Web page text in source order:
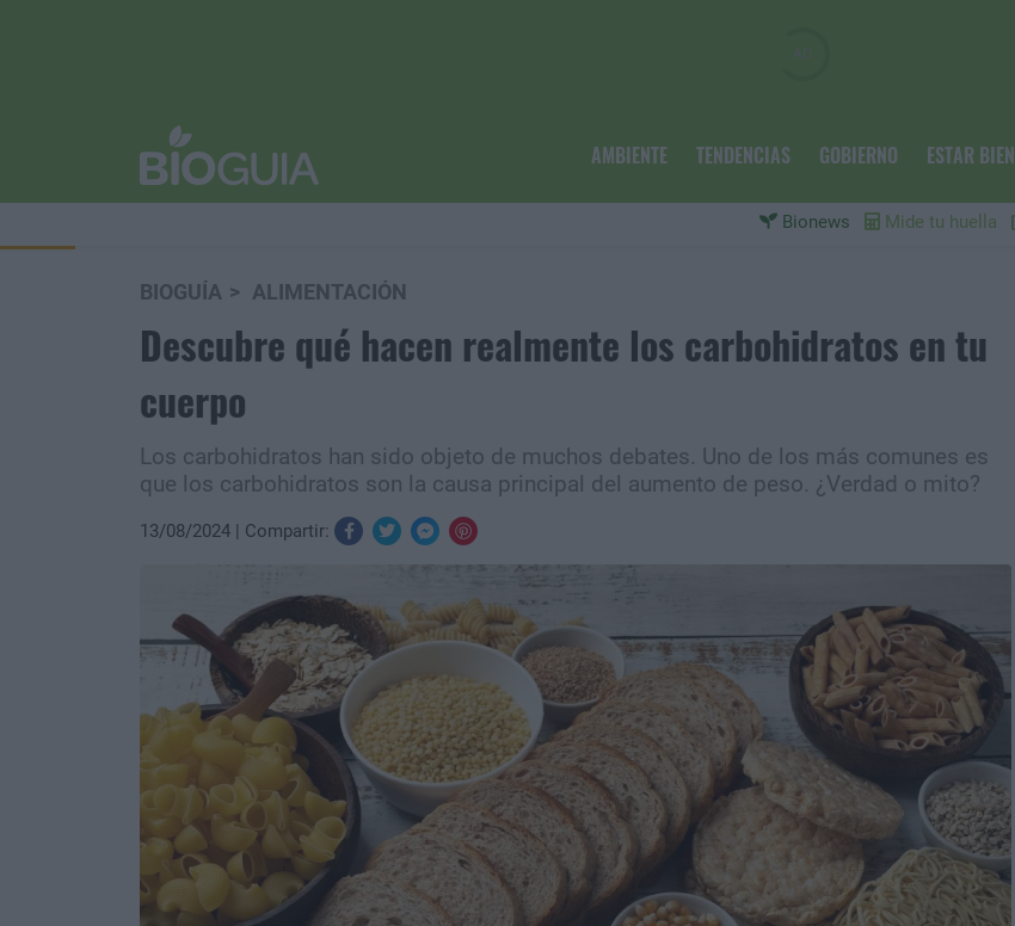
AMBIENTE TENDENCIAS GOBIERNO ESTAR BIEN
Bionews Mide tu huella
BIOGUÍA ALIMENTACIÓN
Descubre qué hacen realmente los carbohidratos en tu
cuerpo
Los carbohidratos han sido objeto de muchos debates. Uno de los más comunes es
que los carbohidratos son la causa principal del aumento de peso. ¿Verdad o mito?
13/08/2024 Compartir: